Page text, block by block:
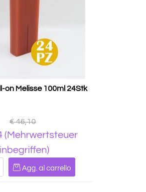
on Melisse 100ml 24Stk
€ 46,10
(Mehrwertsteuer
inbegriffen)
Quantità
Agg. al carrello